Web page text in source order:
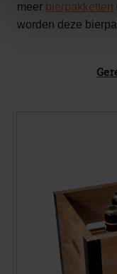
meer bierpakketten
worden deze